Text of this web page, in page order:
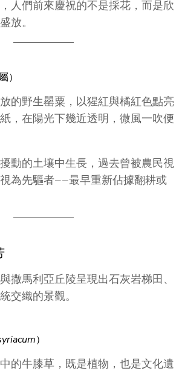
人們前來慶祝的不是採花，而是欣
放。
）
的野生罌粟，以猩紅與橘紅色點亮
，在陽光下幾近透明，微風一吹便
動的土壤中生長，過去曾被農民視
為先驅者——最早重新佔據翻耕或
撒馬利亞丘陵呈現出石灰岩梯田、
交織的景觀。
）
的牛膝草，既是植物，也是文化遺